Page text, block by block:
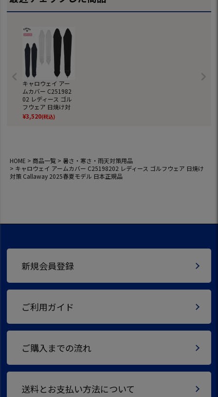
キャロウェイ アー
ムカバー C251982
02 レディース ゴル
フウェア 日焼け対
策 Callaway 2025
春夏モデル 日本正
¥3,520(税込)
HOME 商品一覧
暑さ・寒さ・雨天対策用品
キャロウェイ アームカバー C25198202 レディース ゴルフウェア 日焼け
対策 Callaway 2025春夏モデル 日本正規品
新規会員登録
ご利用ガイド
ご購入までの流れ
送料とお支払い方法について